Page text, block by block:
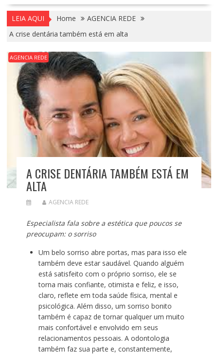
LEIA AQUI Home
AGENCIA REDE
A crise dentária também está em alta
AGENCIA REDE
A CRISE DENTÁRIA TAMBÉM ESTÁ EM
ALTA
AGENCIA REDE
Especialista fala sobre a estética que poucos se
preocupam: o sorriso
Um belo sorriso abre portas, mas para isso ele
também deve estar saudável. Quando alguém
está satisfeito com o próprio sorriso, ele se
torna mais confiante, otimista e feliz, e isso,
claro, reflete em toda saúde física, mental e
psicológica. Além disso, um sorriso bonito
também é capaz de tornar qualquer um muito
mais confortável e envolvido em seus
relacionamentos pessoais. A odontologia
também faz sua parte e, constantemente,